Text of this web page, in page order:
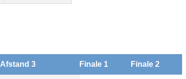
Afstand 3 Finale 1 Finale 2